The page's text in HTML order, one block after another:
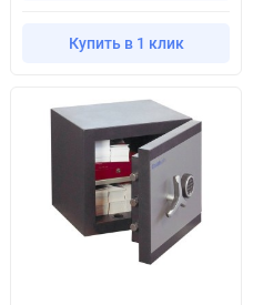
Купить в 1 клик